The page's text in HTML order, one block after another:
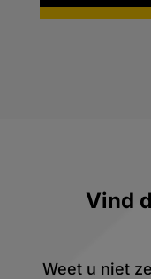
Vind
Weet u niet